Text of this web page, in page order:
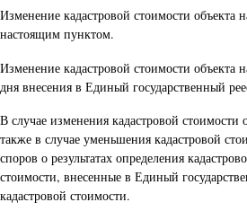
Изменение кадастровой стоимости
настоящим пунктом.
Изменение кадастровой стоимости объекта
дня внесения в Единый государственный
В случае изменения кадастровой
также в случае уменьшения кадастровой
споров о результатах определения
стоимости, внесенные в Единый
кадастровой стоимости.